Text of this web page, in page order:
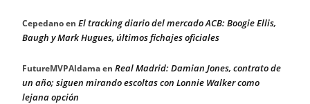
Cepedanoen El tracking diario del mercado ACB: Boogie Ellis,
Baugh y Mark Hugues, últimos fichajes oficiales
FutureMVPAldamaen Real Madrid: Damian Jones, contrato de
un año; siguen mirando escoltas con Lonnie Walker como
lejana opción